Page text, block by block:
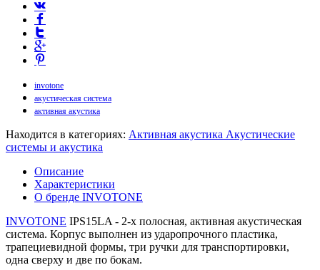
invotone
акустическая система
активная акустика
Находится в категориях: Активная акустика Акустические
системы и акустика
Описание
Характеристики
О бренде INVOTONE
INVOTONE IPS15LA - 2-х полосная, активная акустическая
система. Корпус выполнен из ударопрочного пластика,
трапециевидной формы, три ручки для транспортировки,
одна сверху и две по бокам.